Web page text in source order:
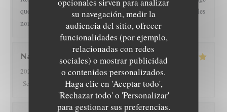
su navegación, medir la
audiencia del sitio, ofrecer
funcionalidades (por ejemplo,
relacionadas con redes
sociales) o mostrar publicidad
o contenidos personalizados.
Haga clic en 'Aceptar todo',
'Rechazar todo' o 'Personalizar'
para gestionar sus preferencias.
que les clients soient autorisés à fumer en terrasse, perturbant les
non fumeurs Pas de mauvaise surprise
Nathan
2026-08-01
- 19:30 - Invitados 2
Servicio
Ambiente: 4/5 Menú:5/5 Calidad / Precio
L'EPICURIEN